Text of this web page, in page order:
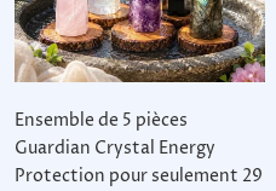
Ensemble de 5 pièces
Guardian Crystal Energy
Protection pour seulement 29